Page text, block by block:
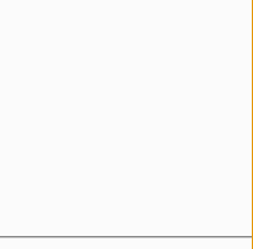
les rues de Mons :
Biennale des Cultures
Mons, activités,
théâtre en rue,